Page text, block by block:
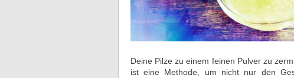
Deine Pilze zu einem feinen Pulver zu
ist eine Methode, um nicht nur den